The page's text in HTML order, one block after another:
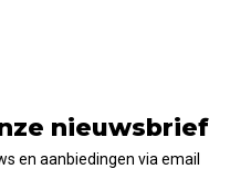
nieuwsbrief
en aanbiedingen via email